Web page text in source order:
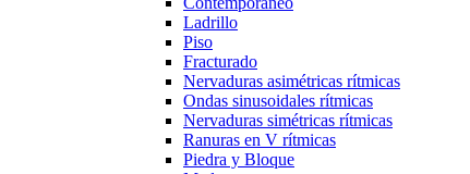
Ladrillo
Piso
Fracturado
Nervaduras asimétricas rítmicas
Ondas sinusoidales rítmicas
Nervaduras simétricas rítmicas
Ranuras en V rítmicas
Piedra y Bloque